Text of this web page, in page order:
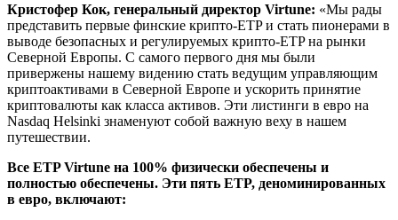
Кристофер Кок, генеральный директор Virtune: «Мы рады
представить первые финские крипто-ETP и стать пионерами в
выводе безопасных и регулируемых крипто-ETP на рынки
Северной Европы. С самого первого дня мы были
привержены нашему видению стать ведущим управляющим
криптоактивами в Северной Европе и ускорить принятие
криптовалюты как класса активов. Эти листинги в евро на
Nasdaq Helsinki знаменуют собой важную веху в нашем
путешествии.
Все ETP Virtune на 100% физически обеспечены и
полностью обеспечены. Эти пять ETP, деноминированных
в евро, включают: